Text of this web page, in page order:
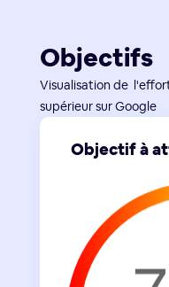
Objectifs
Visualisation de
supérieur sur Google
Objectif à